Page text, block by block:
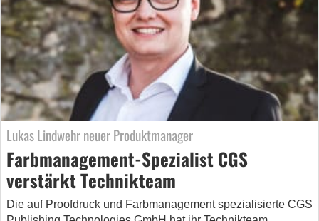
Lukas Lindwehr neuer Produktmanager
Farbmanagement-Spezialist CGS
verstärkt Technikteam
Die auf Proofdruck und Farbmanagement spezialisierte CGS